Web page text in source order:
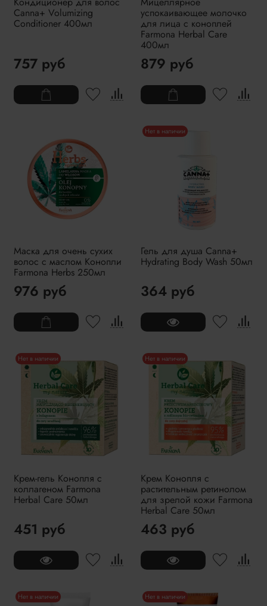
Canna+ Volumizing
Conditioner 400мл
757 руб
успокаивающее молочко
для лица с коноплей
Farmona Herbal Care
400мл
879 руб
Маска для очень сухих
волос с маслом Конопли
Farmona Herbs 250мл
976 руб
Нет в наличии
Гель для душа Canna+
Hydrating Body Wash 50мл
364 руб
Нет в наличии
Крем-гель Конопля с
коллагеном Farmona
Herbal Care 50мл
451 руб
Нет в наличии
Крем Конопля с
растительным ретинолом
для зрелой кожи Farmona
Herbal Care 50мл
463 руб
Нет в наличии Нет в наличии